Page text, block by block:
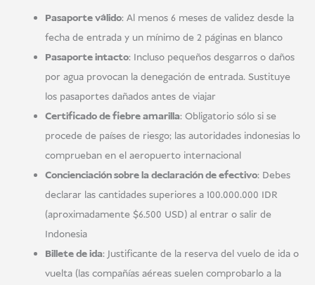
Pasaporte válido: Al menos 6 meses de validez desde la
fecha de entrada y un mínimo de 2 páginas en blanco
Pasaporte intacto: Incluso pequeños desgarros o daños
por agua provocan la denegación de entrada. Sustituye
los pasaportes dañados antes de viajar
Certificado de fiebre amarilla: Obligatorio sólo si se
procede de países de riesgo; las autoridades indonesias lo
comprueban en el aeropuerto internacional
Concienciación sobre la declaración de efectivo: Debes
declarar las cantidades superiores a 100.000.000 IDR
(aproximadamente $6.500 USD) al entrar o salir de
Indonesia
Billete de ida: Justificante de la reserva del vuelo de ida o
vuelta (las compañías aéreas suelen comprobarlo a la